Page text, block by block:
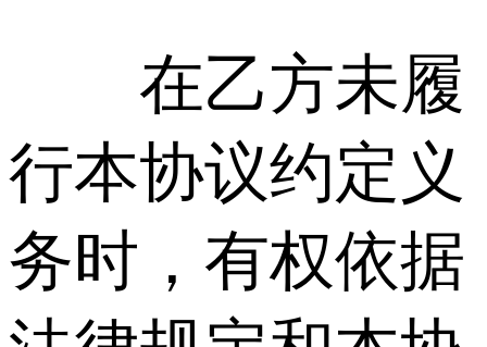
在乙方未履
行本协议约定义
务时，有权依据